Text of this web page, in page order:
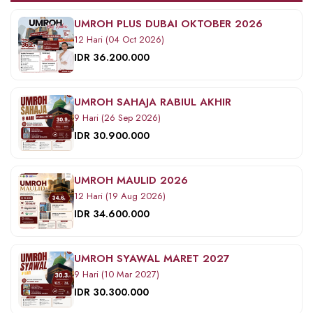
UMROH PLUS DUBAI OKTOBER 2026
12 Hari (04 Oct 2026)
IDR 36.200.000
UMROH SAHAJA RABIUL AKHIR
9 Hari (26 Sep 2026)
IDR 30.900.000
UMROH MAULID 2026
12 Hari (19 Aug 2026)
IDR 34.600.000
UMROH SYAWAL MARET 2027
9 Hari (10 Mar 2027)
IDR 30.300.000